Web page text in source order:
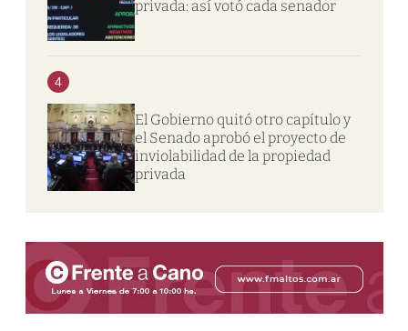
privada: así votó cada senador
4
El Gobierno quitó otro capítulo y
el Senado aprobó el proyecto de
inviolabilidad de la propiedad
privada